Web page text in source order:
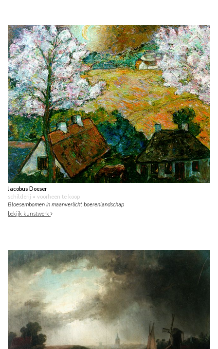
Jacobus Doeser
schilderij • voorheen te koop
Bloesembomen in maanverlicht boerenlandschap
bekijk kunstwerk